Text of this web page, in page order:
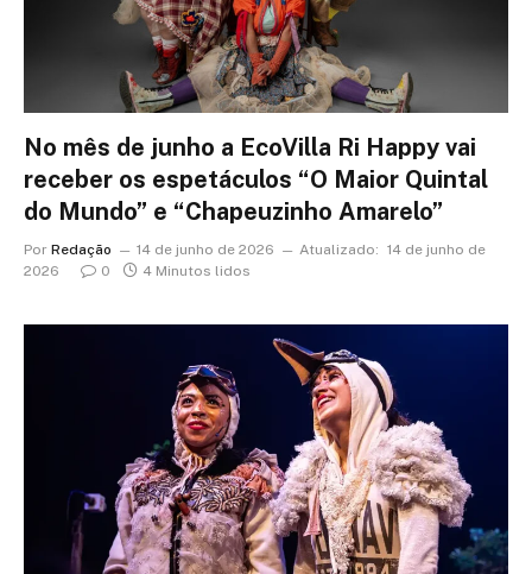
No mês de junho a EcoVilla Ri Happy vai
receber os espetáculos “O Maior Quintal
do Mundo” e “Chapeuzinho Amarelo”
Por Redação 14 de junho de 2026 Atualizado: 14 de junho de
2026
0 4 Minutos lidos